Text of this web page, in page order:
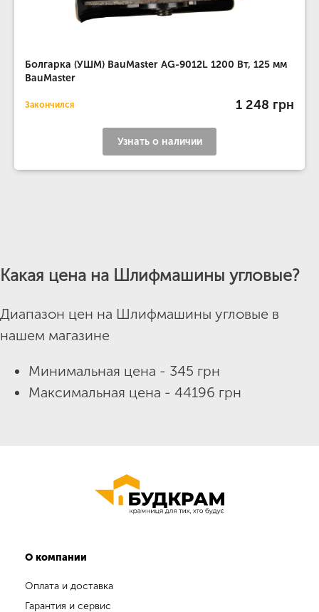
Болгарка (УШМ) BauMaster AG-9012L 1200 Вт, 125 мм
BauMaster
Закончился 1 248 грн
Узнать о наличии
Какая цена на Шлифмашины угловые?
Диапазон цен на Шлифмашины угловые в
нашем магазине
Минимальная цена - 345 грн
Максимальная цена - 44196 грн
О компании
Оплата и доставка
Гарантия и сервис